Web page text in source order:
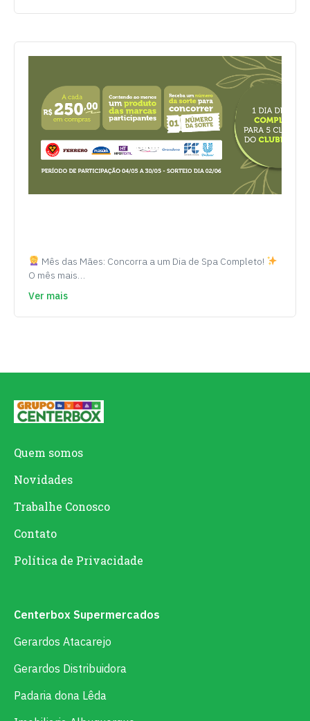
Mês das Mães: Concorra a um Dia de Spa Completo!
O mês mais…
Ver mais
Quem somos
Novidades
Trabalhe Conosco
Contato
Política de Privacidade
Centerbox Supermercados
Gerardos Atacarejo
Gerardos Distribuidora
Padaria dona Lêda